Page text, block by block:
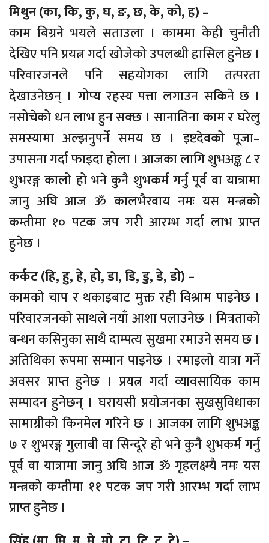
मिथुन (का, कि, कु, घ, ङ, छ, के, को, ह) –
काम बिग्रने भयले सताउला । काममा केही चुनौती
देखिए पनि प्रयत्न गर्दा खोजेको उपलब्धी हासिल हुनेछ ।
परिवारजनले पनि सहयोगका लागि तत्परता
देखाउनेछन् । गोप्य रहस्य पत्ता लगाउन सकिने छ ।
नसोचेको धन लाभ हुन सक्छ । सानातिना काम र घरेलु
समस्यामा अल्झनुपर्ने समय छ । इष्टदेवको पूजा–
उपासना गर्दा फाइदा होला । आजका लागि शुभअङ्क ८ र
शुभरङ्ग कालो हो भने कुनै शुभकर्म गर्नु पूर्व वा यात्रामा
जानु अघि आज ॐ कालभैरवाय नमः यस मन्त्रको
कम्तीमा १० पटक जप गरी आरम्भ गर्दा लाभ प्राप्त
हुनेछ ।
कर्कट (हि, हु, हे, हो, डा, डि, डु, डे, डो) –
कामको चाप र थकाइबाट मुक्त रही विश्राम पाइनेछ ।
परिवारजनको साथले नयाँ आशा पलाउनेछ । मित्रताको
बन्धन कसिनुका साथै दाम्पत्य सुखमा रमाउने समय छ ।
अतिथिका रूपमा सम्मान पाइनेछ । रमाइलो यात्रा गर्ने
अवसर प्राप्त हुनेछ । प्रयत्न गर्दा व्यावसायिक काम
सम्पादन हुनेछन् । घरायसी प्रयोजनका सुखसुविधाका
सामाग्रीको किनमेल गरिने छ । आजका लागि शुभअङ्क
७ र शुभरङ्ग गुलाबी वा सिन्दूरे हो भने कुनै शुभकर्म गर्नु
पूर्व वा यात्रामा जानु अघि आज ॐ गृहलक्ष्म्यै नमः यस
मन्त्रको कम्तीमा ११ पटक जप गरी आरम्भ गर्दा लाभ
प्राप्त हुनेछ ।